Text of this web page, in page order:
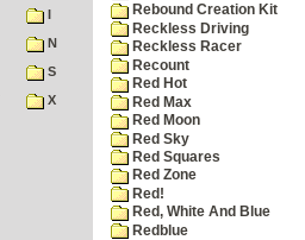
I
N
S
X
Rebound Creation Kit
Reckless Driving
Reckless Racer
Recount
Red Hot
Red Max
Red Moon
Red Sky
Red Squares
Red Zone
Red!
Red, White And Blue
Redblue